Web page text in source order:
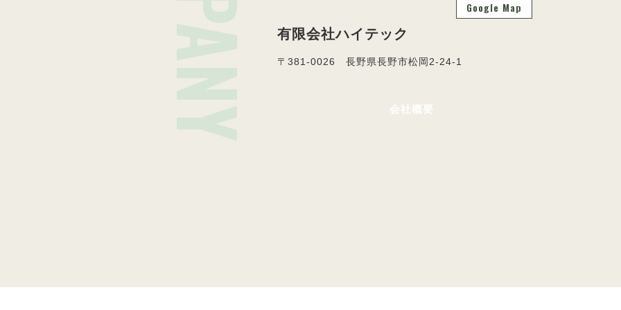
Google Map
有限会社ハイテック
〒381-0026 長野県長野市松岡2-24-1
会社概要